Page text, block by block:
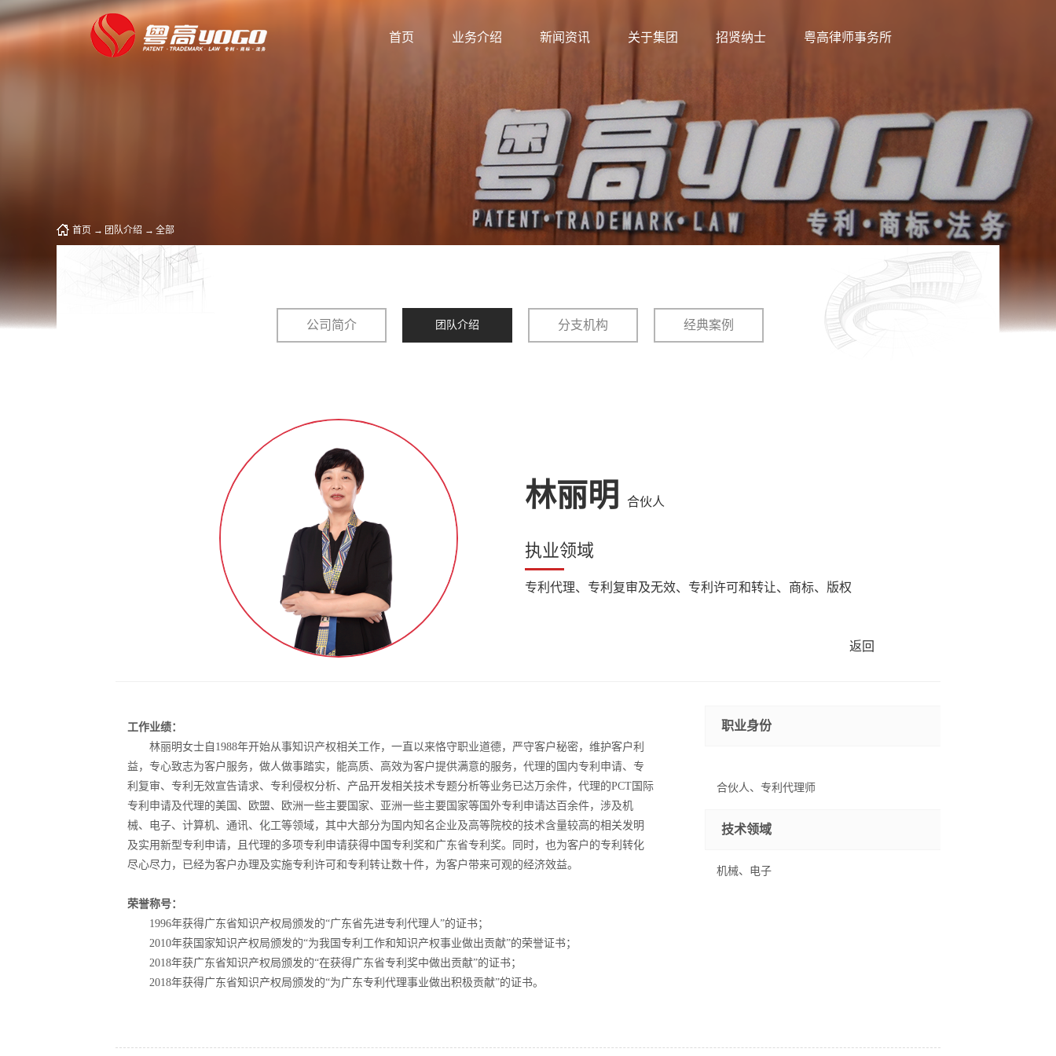
首页 业务介绍 新闻资讯 关于集团 招贤纳士 粤高律师事务所
首页 → 团队介绍 → 全部
公司简介 团队介绍 分支机构 经典案例
林丽明 合伙人
执业领域
专利代理、专利复审及无效、专利许可和转让、商标、版权
返回
工作业绩：
林丽明女士自1988年开始从事知识产权相关工作，一直以来恪守职业道德，严守客户秘密，维护客户利
益，专心致志为客户服务，做人做事踏实，能高质、高效为客户提供满意的服务，代理的国内专利申请、专
利复审、专利无效宣告请求、专利侵权分析、产品开发相关技术专题分析等业务已达万余件，代理的PCT国际
专利申请及代理的美国、欧盟、欧洲一些主要国家、亚洲一些主要国家等国外专利申请达百余件，涉及机
械、电子、计算机、通讯、化工等领域，其中大部分为国内知名企业及高等院校的技术含量较高的相关发明
及实用新型专利申请，且代理的多项专利申请获得中国专利奖和广东省专利奖。同时，也为客户的专利转化
尽心尽力，已经为客户办理及实施专利许可和专利转让数十件，为客户带来可观的经济效益。
荣誉称号：
1996年获得广东省知识产权局颁发的“广东省先进专利代理人”的证书；
2010年获国家知识产权局颁发的“为我国专利工作和知识产权事业做出贡献”的荣誉证书；
2018年获广东省知识产权局颁发的“在获得广东省专利奖中做出贡献”的证书；
2018年获得广东省知识产权局颁发的“为广东专利代理事业做出积极贡献”的证书。
职业身份
合伙人、专利代理师
技术领域
机械、电子